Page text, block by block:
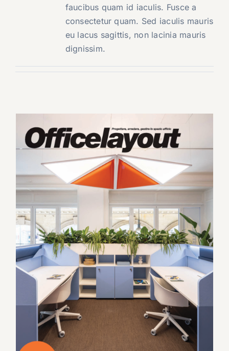
faucibus quam id iaculis. Fusce a
consectetur quam. Sed iaculis mauris
eu lacus sagittis, non lacinia mauris
dignissim.